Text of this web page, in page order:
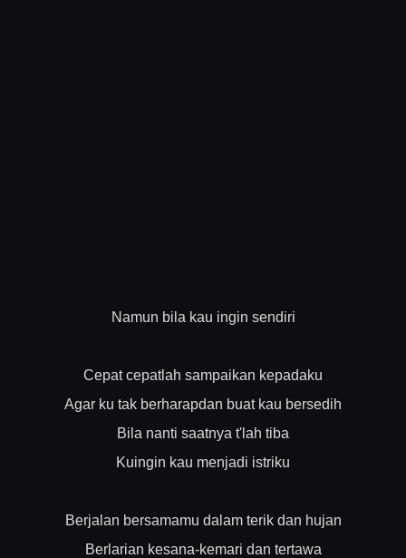
Namun bila kau ingin sendiri
Cepat cepatlah sampaikan kepadaku
Agar ku tak berharapdan buat kau bersedih
Bila nanti saatnya t'lah tiba
Kuingin kau menjadi istriku
Berjalan bersamamu dalam terik dan hujan
Berlarian kesana-kemari dan tertawa